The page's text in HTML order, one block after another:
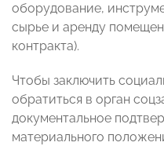
оборудование,
сырье и аренду
контракта).
Чтобы заключить
обратиться в орган
документальное
материального